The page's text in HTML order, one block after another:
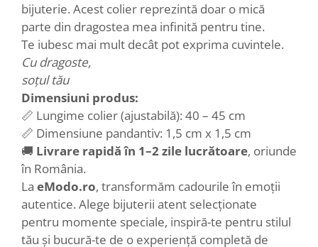
bijuterie. Acest colier reprezintă doar o mică
parte din dragostea mea infinită pentru tine.
Te iubesc mai mult decât pot exprima cuvintele.
Cu dragoste,
soțul tău
Dimensiuni produs:
📏 Lungime colier (ajustabilă): 40 – 45 cm
📏 Dimensiune pandantiv: 1,5 cm x 1,5 cm
🚚 Livrare rapidă în 1–2 zile lucrătoare, oriunde
în România.
La eModo.ro, transformăm cadourile în emoții
autentice. Alege bijuterii atent selecționate
pentru momente speciale, inspiră-te pentru stilul
tău și bucură-te de o experiență completă de